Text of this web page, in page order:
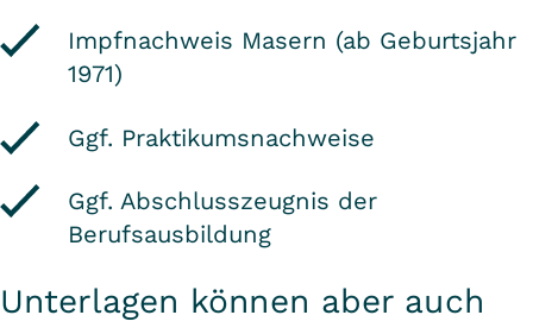
Impfnachweis Masern (ab Geburtsjahr
1971)
Ggf. Praktikumsnachweise
Ggf. Abschlusszeugnis der
Berufsausbildung
Unterlagen können aber auch